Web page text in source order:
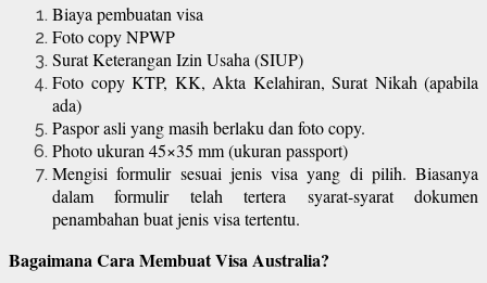
Biaya pembuatan visa
Foto copy NPWP
Surat Keterangan Izin Usaha (SIUP)
Foto copy KTP, KK, Akta Kelahiran, Surat Nikah (apabila
ada)
Paspor asli yang masih berlaku dan foto copy.
Photo ukuran 45×35 mm (ukuran passport)
Mengisi formulir sesuai jenis visa yang di pilih. Biasanya
dalam formulir telah tertera syarat-syarat dokumen
penambahan buat jenis visa tertentu.
Bagaimana Cara Membuat Visa Australia?